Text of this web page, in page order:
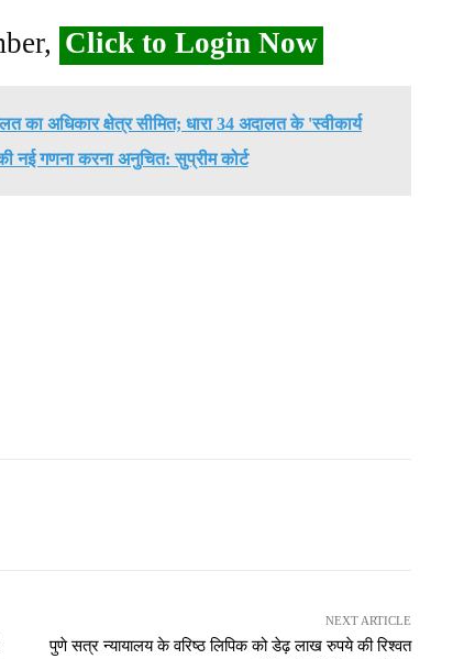
Click to Login Now
का अधिकार क्षेत्र सीमित; धारा 34 अदालत के 'स्वीकार्य
नई गणना करना अनुचित: सुप्रीम कोर्ट
NEXT ARTICLE
पुणे सत्र न्यायालय के वरिष्ठ लिपिक को डेढ़ लाख रुपये की रिश्वत